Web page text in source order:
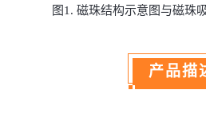
图 1. 磁珠结构示意图与磁珠
产品描